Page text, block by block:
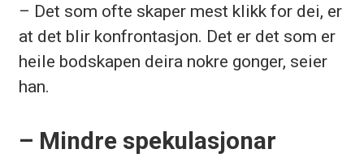
– Det som ofte skaper mest klikk for dei, er
at det blir konfrontasjon. Det er det som er
heile bodskapen deira nokre gonger, seier
han.
– Mindre spekulasjonar